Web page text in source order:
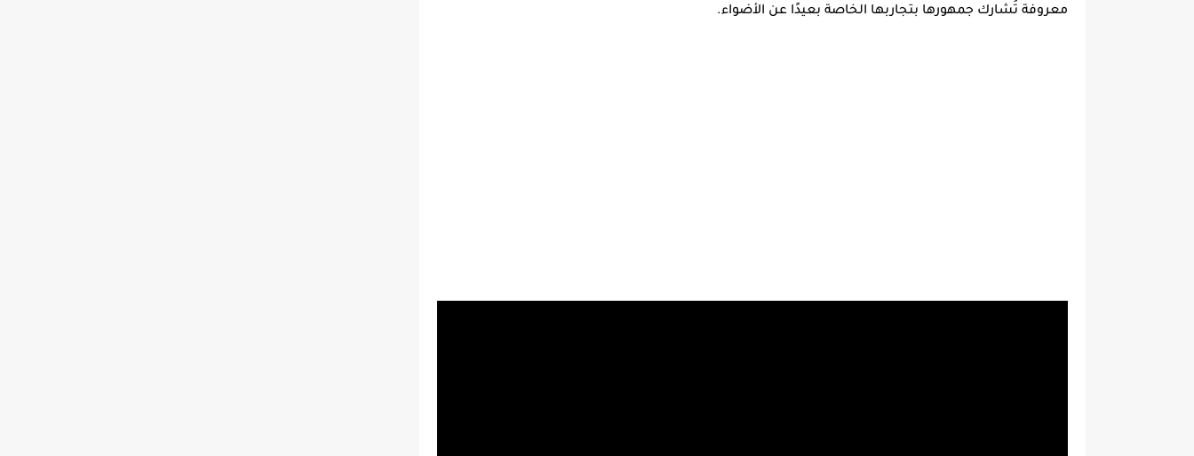
معروفة تُشارك جمهورها بتجاربها الخاصة بعيدًا عن الأضواء.